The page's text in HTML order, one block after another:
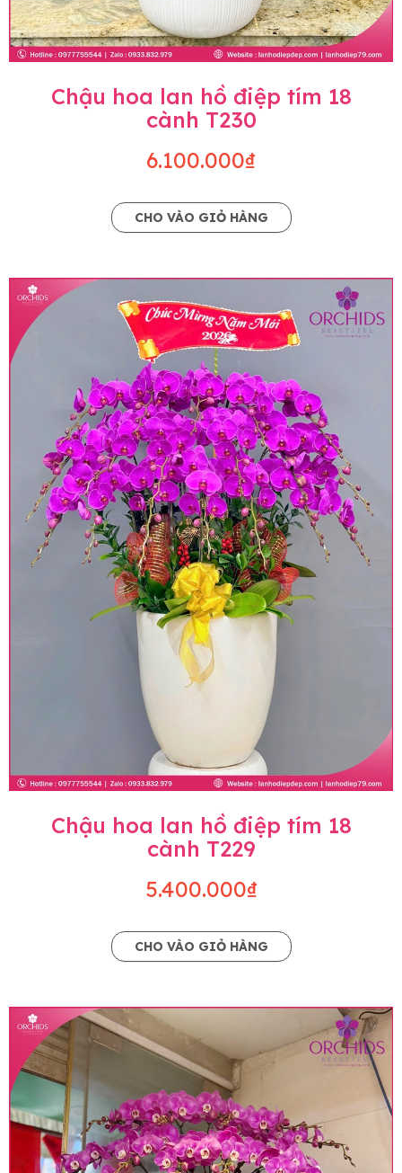
Chậu hoa lan hồ điệp tím 18
cành T230
6.100.000₫
CHO VÀO GIỎ HÀNG
Chậu hoa lan hồ điệp tím 18
cành T229
5.400.000₫
CHO VÀO GIỎ HÀNG